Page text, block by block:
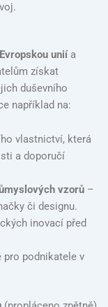
Evropskou uniía
získat
duševního
například na:
vlastnictví, která
a doporučí
vzorů–
či designu.
inovací před
pro podnikatele v